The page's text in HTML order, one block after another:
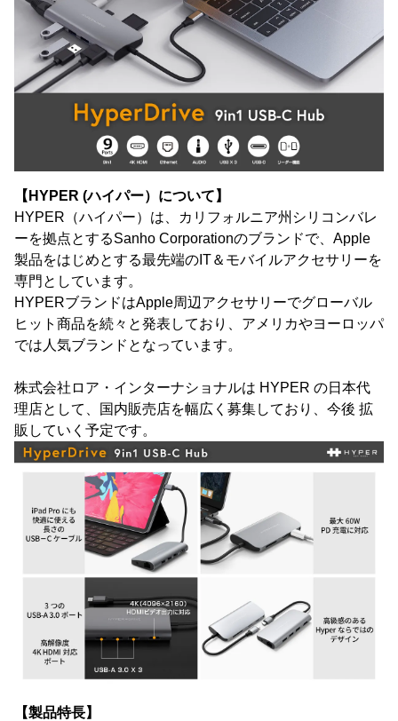
【HYPER (ハイパー）について】
HYPER（ハイパー）は、カリフォルニア州シリコンバレ
ーを拠点とするSanho Corporationのブランドで、Apple
製品をはじめとする最先端のIT＆モバイルアクセサリーを
専門としています。
HYPERブランドはApple周辺アクセサリーでグローバル
ヒット商品を続々と発表しており、アメリカやヨーロッパ
では人気ブランドとなっています。
株式会社ロア・インターナショナルは HYPER の日本代
理店として、国内販売店を幅広く募集しており、今後 拡
販していく予定です。
【製品特長】